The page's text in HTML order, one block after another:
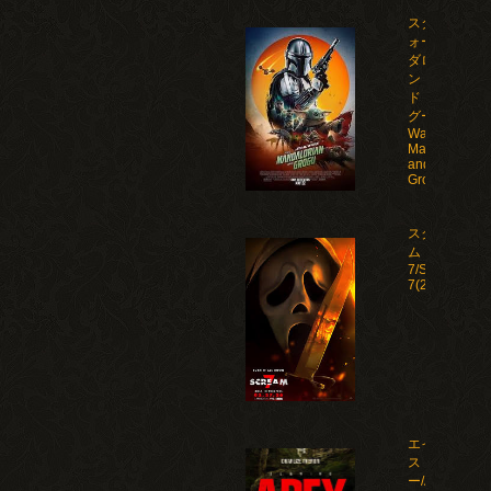
スター・ウ
ォーズ マン
ダロリア
ン・アン
ド・グロー
グー/Star
Wars: The
Mandalorian
and
Grogu(2026)
スクリー
ム
7/Scream
7(2026)
エイペック
ス・プレデタ
ー/